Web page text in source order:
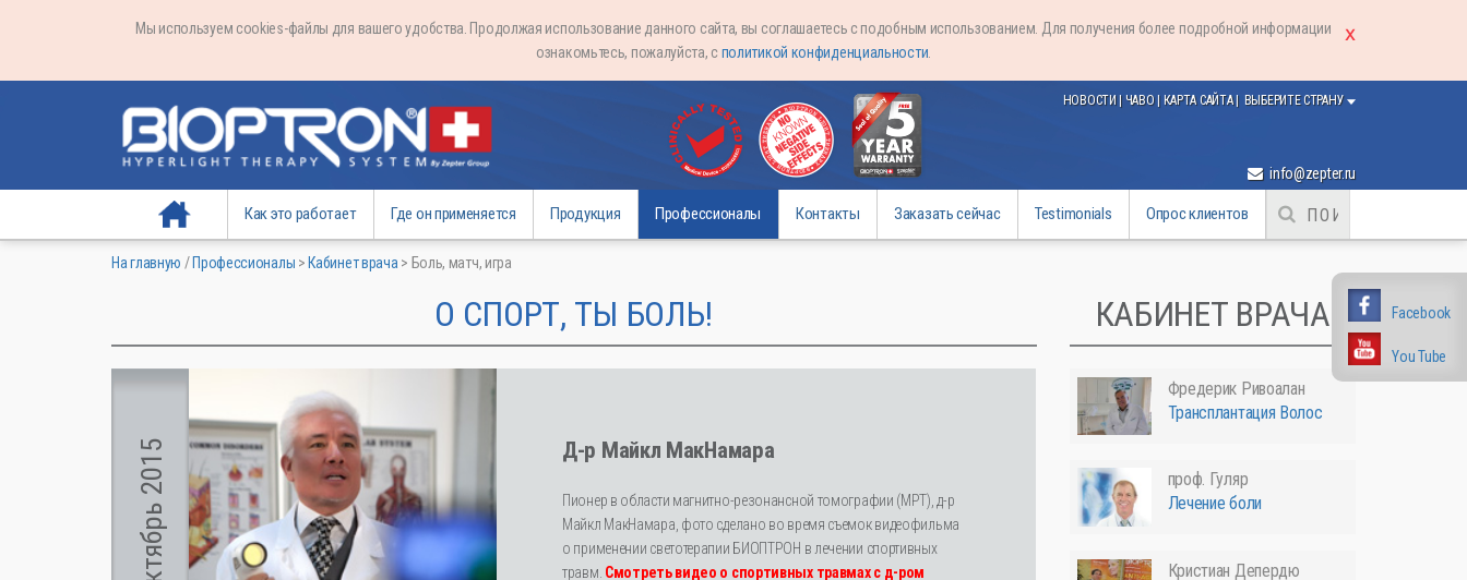
Мы используем cookies-файлы для вашего удобства. Продолжая использование данного сайта, вы соглашаетесь с подобным использованием. Для получения более подробной информации
ознакомьтесь, пожалуйста, сполитикой конфиденциальности
Facebook
You Tube
ВЫБЕРИТЕ СТРАНУ
НОВОСТИ | ЧАВО | КАРТА САЙТА |
info@zepter.ru
На главную Как это работает Где он применяется Продукция Профессионалы Контакты Заказать сейчас Testimonials Опрос клиентов
На главную / Профессионалы > Кабинет врача > Боль, матч, игра
О СПОРТ, ТЫ БОЛЬ!
Октябрь 2015 Д-р Майкл МакНамара
Пионер в области магнитно-резонансной томографии (МРТ), д-р
Майкл МакНамара, фото сделано во время съемок видеофильма
о применении светотерапии БИОПТРОН в лечении спортивных
травм. Смотреть видео о спортивных травмах с д-ром
КАБИНЕТ ВРАЧА
Фредерик Ривоалан
Трансплантация Волос
проф. Гуляр
Лечение боли
Кристиан Депердю